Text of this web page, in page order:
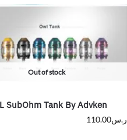
Out of stock
SubOhm Tank By Advken
ر.س110.00